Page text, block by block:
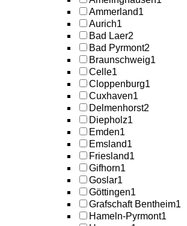
Ammerland1
Aurich1
Bad Laer2
Bad Pyrmont2
Braunschweig1
Celle1
Cloppenburg1
Cuxhaven1
Delmenhorst2
Diepholz1
Emden1
Emsland1
Friesland1
Gifhorn1
Goslar1
Göttingen1
Grafschaft Bentheim1
Hameln-Pyrmont1